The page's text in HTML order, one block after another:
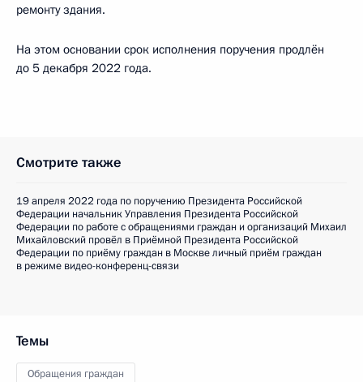
ремонту здания.
На этом основании срок исполнения поручения продлён
до 5 декабря 2022 года.
Смотрите также
19 апреля 2022 года по поручению Президента Российской
Федерации начальник Управления Президента Российской
Федерации по работе с обращениями граждан и организаций Михаил
Михайловский провёл в Приёмной Президента Российской
Федерации по приёму граждан в Москве личный приём граждан
в режиме видео-конференц-связи
Темы
Обращения граждан